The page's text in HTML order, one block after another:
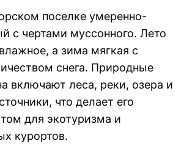
поселке умеренно-
с чертами муссонного. Лето
а зима мягкая с
снега. Природные
включают леса, реки, озера и
что делает его
для экотуризма и
курортов.